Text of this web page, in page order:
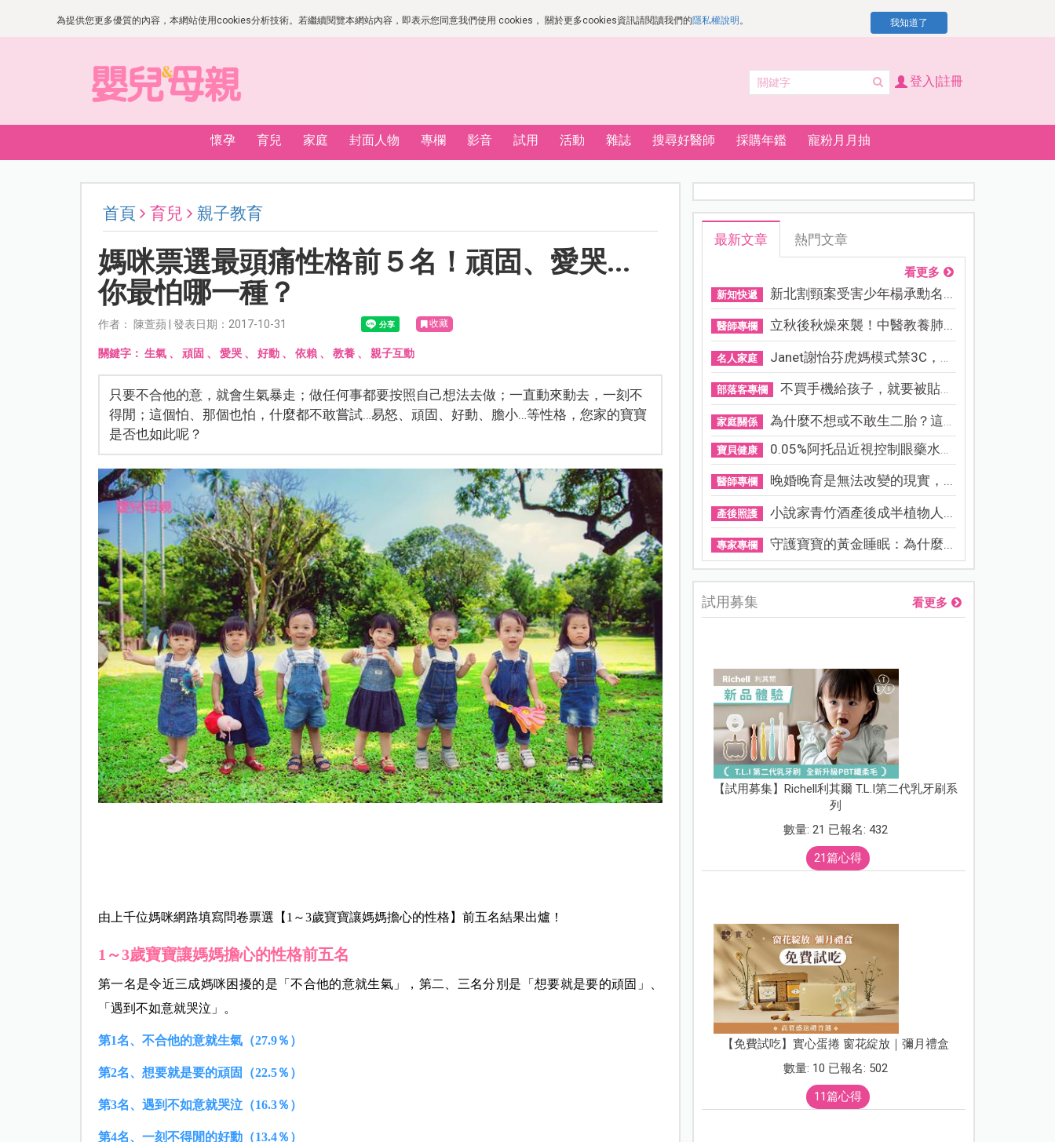
為提供您更多優質的內容，本網站使用cookies分析技術。若繼續閱覽本網站內容，即表示您同意我們使用 cookies， 關於更多cookies資訊請閱讀我們的隱私權說明 。 我知道了
登入|註冊
懷孕 育兒 家庭 封面人物 專欄 影音 試用 活動 雜誌 搜尋好醫師 採購年鑑 寵粉月月抽
首頁 育兒 親子教育
媽咪票選最頭痛性格前５名！頑固、愛哭...
你最怕哪一種？
作者： 陳萱蘋 | 發表日期：2017-10-31 收藏
關鍵字： 生氣、 頑固 、 愛哭、 好動、 依賴、 教養、 親子互動
只要不合他的意，就會生氣暴走；做任何事都要按照自己想法去做；一直動來動去，一刻不
得閒；這個怕、那個也怕，什麼都不敢嘗試…易怒、頑固、好動、膽小…等性格，您家的寶寶
是否也如此呢？
由上千位媽咪網路填寫問卷票選【 1～3歲寶寶讓媽媽擔心的性格】前五名結果出爐！
1～3歲寶寶讓媽媽擔心的性格前五名
第一名是令近三成媽咪困擾的是「不合他的意就生氣」，第二、三名分別是「想要就是要的頑固」、
「遇到不如意就哭泣」。
第1名、不合他的意就生氣（27.9％）
第2名、想要就是要的頑固（22.5％）
第3名、遇到不如意就哭泣（16.3％）
第4名、一刻不得閒的好動（13.4％）
最新文章 熱門文章
看更多
新知快遞 新北割頸案受害少年楊承勳名...
醫師專欄 立秋後秋燥來襲！中醫教養肺...
名人家庭 Janet謝怡芬虎媽模式禁3C，看...
部落客專欄 不買手機給孩子，就要被貼「...
家庭關係 為什麼不想或不敢生二胎？這8...
寶貝健康 0.05%阿托品近視控制眼藥水納...
醫師專欄 晚婚晚育是無法改變的現實，...
產後照護 小說家青竹酒產後成半植物人...
專家專欄 守護寶寶的黃金睡眠：為什麼...
試用募集 看更多
【試用募集】Richell利其爾 T.L.I第二代乳牙刷系
列
數量: 21 已報名: 432
21篇心得
【免費試吃】實心蛋捲 窗花綻放｜彌月禮盒
數量: 10 已報名: 502
11篇心得